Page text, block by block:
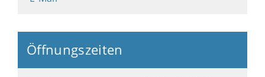
Öffnungszeiten